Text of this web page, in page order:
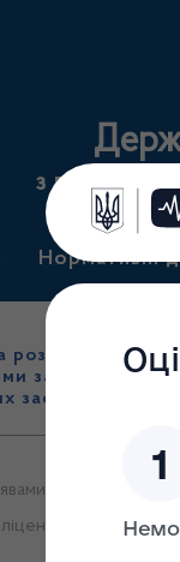
з
Нормативні
роздрібна
засобами,
засобів (крім
яких
на